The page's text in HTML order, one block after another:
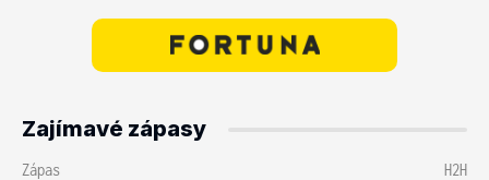
Zajímavé zápasy
Zápas
H2H